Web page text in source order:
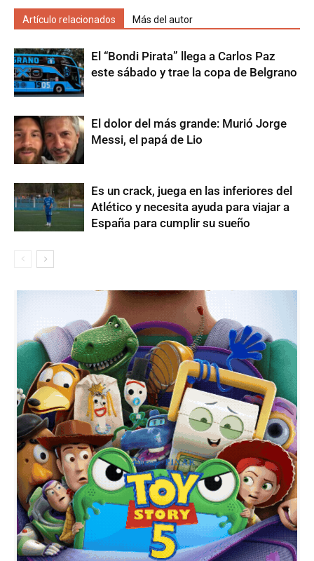
Artículo relacionados Más del autor
El “Bondi Pirata” llega a Carlos Paz
este sábado y trae la copa de Belgrano
El dolor del más grande: Murió Jorge
Messi, el papá de Lio
Es un crack, juega en las inferiores del
Atlético y necesita ayuda para viajar a
España para cumplir su sueño